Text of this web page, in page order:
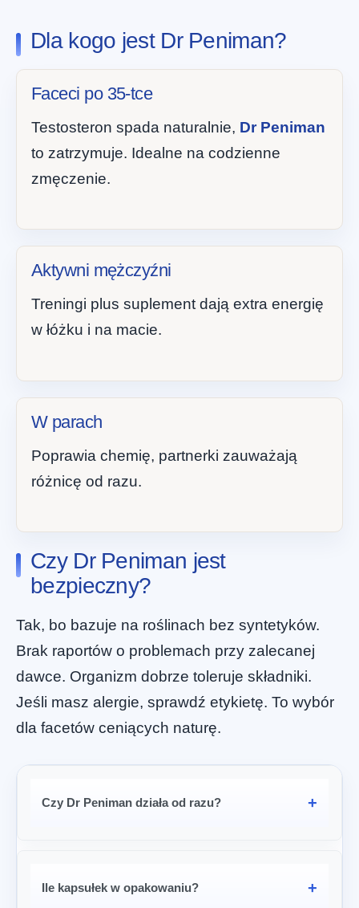
Dla kogo jest Dr Peniman?
Faceci po 35-tce
Testosteron spada naturalnie, Dr Peniman
to zatrzymuje. Idealne na codzienne
zmęczenie.
Aktywni mężczyźni
Treningi plus suplement dają extra energię
w łóżku i na macie.
W parach
Poprawia chemię, partnerki zauważają
różnicę od razu.
Czy Dr Peniman jest
bezpieczny?
Tak, bo bazuje na roślinach bez syntetyków.
Brak raportów o problemach przy zalecanej
dawce. Organizm dobrze toleruje składniki.
Jeśli masz alergie, sprawdź etykietę. To wybór
dla facetów ceniących naturę.
Czy Dr Peniman działa od razu?
Ile kapsułek w opakowaniu?